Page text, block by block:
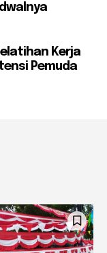
Kerja
Pemuda